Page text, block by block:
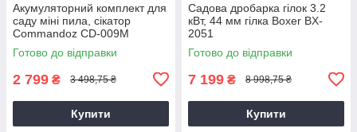
Акумуляторний комплект для
саду міні пила, сікатор
Commandoz CD-009M
Готово до відправки
2 799 ₴ 3 498,75 ₴
Купити
Садова дробарка гілок 3.2
кВт, 44 мм гілка Boxer BX-
2051
Готово до відправки
7 199 ₴ 8 998,75 ₴
Купити